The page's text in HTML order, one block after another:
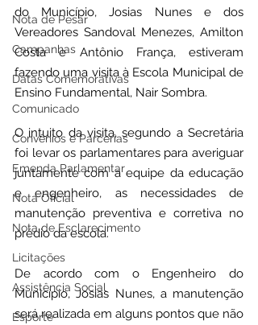
Nota de Pesar
Campanhas
Datas Comemorativas
Comunicado
Convênios e Parcerias
Emenda Parlamentar
Nota Oficial
Nota de Esclarecimento
Licitações
Assistência Social
Esporte
do Município, Josias Nunes e dos
Vereadores Sandoval Menezes, Amilton
Costa e Antônio França, estiveram
fazendo uma visita à Escola Municipal de
Ensino Fundamental, Nair Sombra.
O intuito da visita, segundo a Secretária
foi levar os parlamentares para averiguar
juntamente com a equipe da educação
e engenheiro, as necessidades de
manutenção preventiva e corretiva no
prédio da escola.
De acordo com o Engenheiro do
Município, Josias Nunes, a manutenção
será realizada em alguns pontos que não